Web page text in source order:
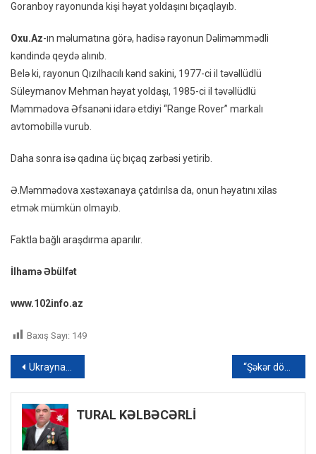
Goranboy rayonunda kişi həyat yoldaşını bıçaqlayıb.
Oxu.Az-ın məlumatına görə, hadisə rayonun Dəliməmmədli
kəndində qeydə alınıb.
Belə ki, rayonun Qızılhacılı kənd sakini, 1977-ci il təvəllüdlü
Süleymanov Mehman həyat yoldaşı, 1985-ci il təvəllüdlü
Məmmədova Əfsanəni idarə etdiyi “Range Rover” markalı
avtomobillə vurub.
Daha sonra isə qadına üç bıçaq zərbəsi yetirib.
Ə.Məmmədova xəstəxanaya çatdırılsa da, onun həyatını xilas
etmək mümkün olmayıb.
Faktla bağlı araşdırma aparılır.
İlhamə Əbülfət
www.102info.az
Baxış Sayı: 149
Yazı
naviqasiyası
Ukrayna müdafiə naziri: “Rusiyanın ümumi itkisi 40 min nəfərdən çoxdur”
TURAL KƏLBƏCƏRLİ